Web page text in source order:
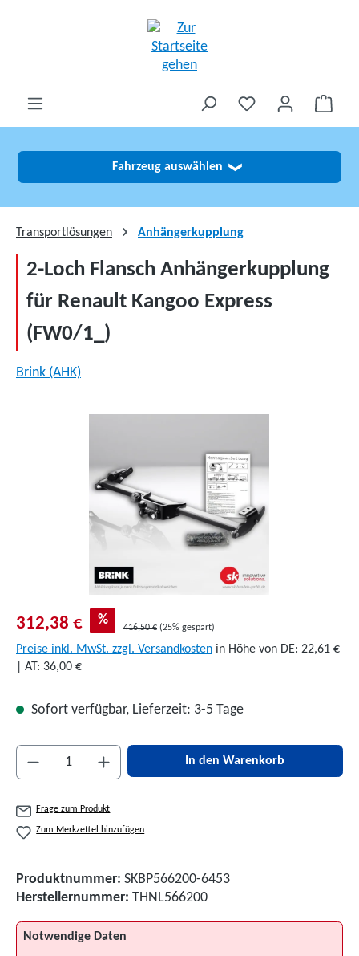
Fahrzeug auswählen ❯
Transportlösungen Anhängerkupplung
2-Loch Flansch Anhängerkupplung
für Renault Kangoo Express
(FW0/1_)
Brink (AHK)
312,38 € % 416,50 € (25% gespart)
Preise inkl. MwSt. zzgl. Versandkosten in Höhe von DE: 22,61 €
| AT: 36,00 €
Sofort verfügbar, Lieferzeit: 3-5 Tage
Produkt Anzahl: Gib den gewünschten Wert
In den Warenkorb
Frage zum Produkt
Zum Merkzettel hinzufügen
Produktnummer: SKBP566200-6453
Herstellernummer: THNL566200
Notwendige Daten